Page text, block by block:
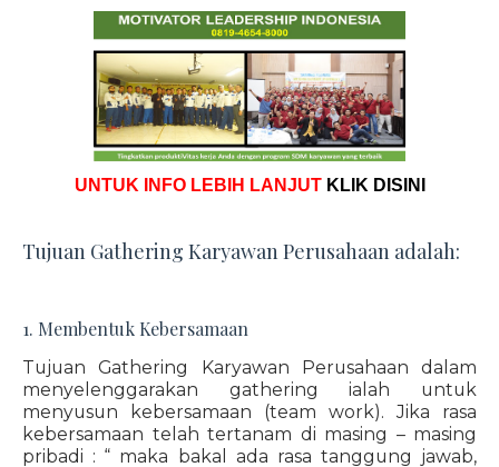
UNTUK INFO LEBIH LANJUT KLIK DISINI
Tujuan Gathering Karyawan Perusahaan adalah:
1. Membentuk Kebersamaan
Tujuan Gathering Karyawan Perusahaan dalam
menyelenggarakan gathering ialah untuk
menyusun kebersamaan (team work). Jika rasa
kebersamaan telah tertanam di masing – masing
pribadi : “ maka bakal ada rasa tanggung jawab,